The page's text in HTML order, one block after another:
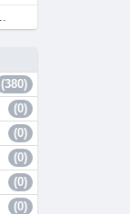
(380)
(0)
(0)
(0)
(0)
(0)